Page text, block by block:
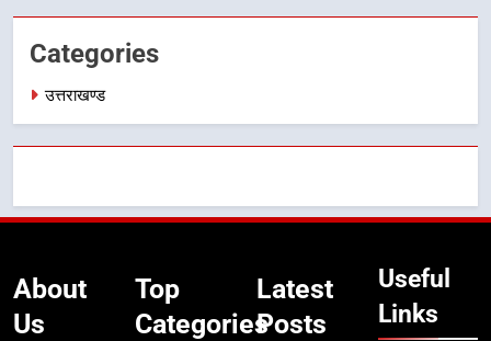
उत्तराखण्ड
मुख्यमंत्री ने तीलू रौतेली एवं आंगनबाड़ी
Categories
उत्तराखण्ड
About
Us
Top
Categories
Latest
Posts
Useful
Links